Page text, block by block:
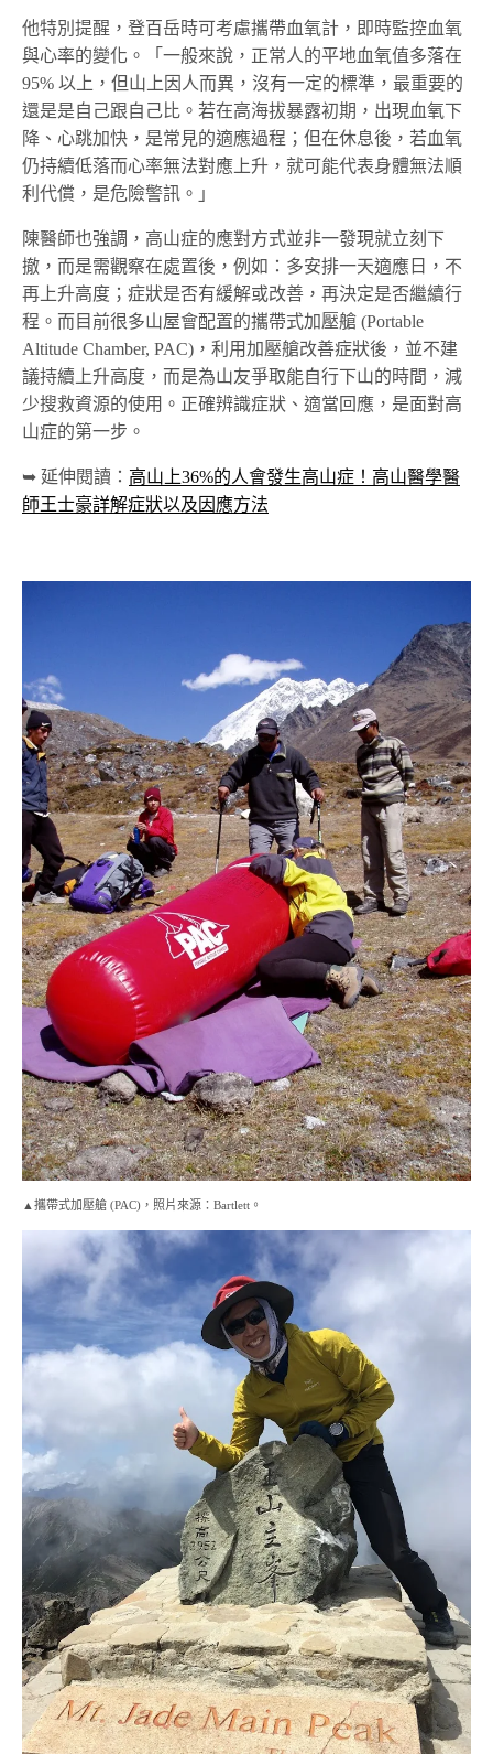
他特別提醒，登百岳時可考慮攜帶血氧計，即時監控血氧
與心率的變化。「一般來說，正常人的平地血氧值多落在
95% 以上，但山上因人而異，沒有一定的標準，最重要的
還是是自己跟自己比。若在高海拔暴露初期，出現血氧下
降、心跳加快，是常見的適應過程；但在休息後，若血氧
仍持續低落而心率無法對應上升，就可能代表身體無法順
利代償，是危險警訊。」
陳醫師也強調，高山症的應對方式並非一發現就立刻下
撤，而是需觀察在處置後，例如：多安排一天適應日，不
再上升高度；症狀是否有緩解或改善，再決定是否繼續行
程。而目前很多山屋會配置的攜帶式加壓艙 (Portable
Altitude Chamber, PAC)，利用加壓艙改善症狀後，並不建
議持續上升高度，而是為山友爭取能自行下山的時間，減
少搜救資源的使用。正確辨識症狀、適當回應，是面對高
山症的第一步。
➥ 延伸閱讀： 高山上36%的人會發生高山症！高山醫學醫
師王士豪詳解症狀以及因應方法
▲攜帶式加壓艙 (PAC)，照片來源：Bartlett。